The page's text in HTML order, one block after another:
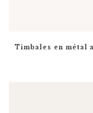
Timbales en métal